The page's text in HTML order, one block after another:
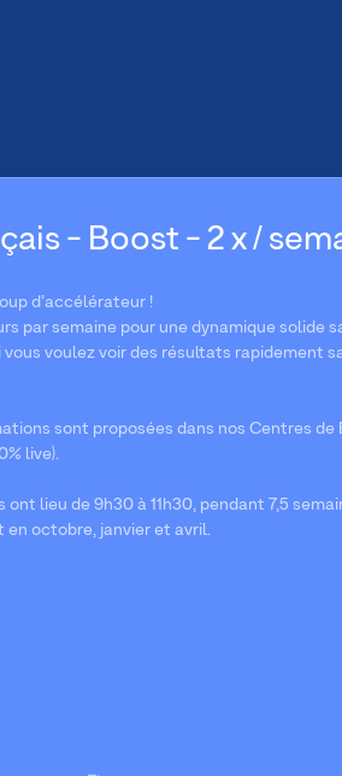
- Boost - 2 x /
d’accélérateur !
par semaine pour une dynamique solide
vous voulez voir des résultats rapidement
sont proposées dans nos Centres de
live).
ont lieu de 9h30 à 11h30, pendant 7,5
en octobre, janvier et avril.